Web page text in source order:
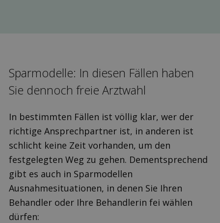
Sparmodelle: In diesen Fällen haben
Sie dennoch freie Arztwahl
In bestimmten Fällen ist völlig klar, wer der
richtige Ansprechpartner ist, in anderen ist
schlicht keine Zeit vorhanden, um den
festgelegten Weg zu gehen. Dementsprechend
gibt es auch in Sparmodellen
Ausnahmesituationen, in denen Sie Ihren
Behandler oder Ihre Behandlerin fei wählen
dürfen: